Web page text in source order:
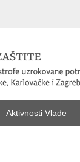
Aktivnosti Vlade